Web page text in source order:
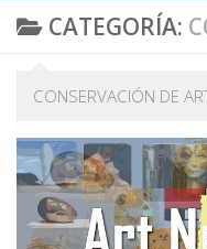
CATEGORÍA:
CONSERVACIÓN DE